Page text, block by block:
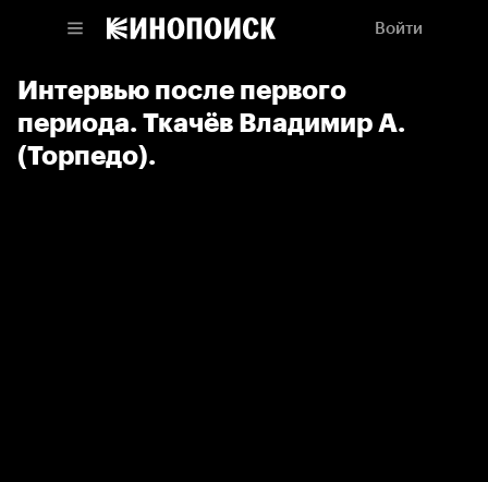
Войти
Интервью после первого
периода. Ткачёв Владимир А.
(Торпедо).